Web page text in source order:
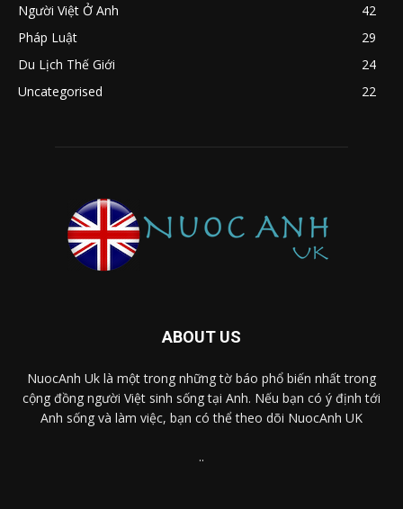
Người Việt Ở Anh
42
Pháp Luật
29
Du Lịch Thế Giới
24
Uncategorised
22
ABOUT US
NuocAnh Uk là một trong những tờ báo phổ biến nhất trong
cộng đồng người Việt sinh sống tại Anh. Nếu bạn có ý định tới
Anh sống và làm việc, bạn có thể theo dõi NuocAnh UK
..